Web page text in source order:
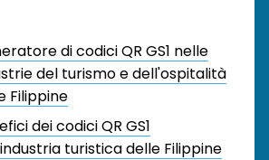
di codici QR GS1 nelle
del turismo e dell'ospitalità
Filippine
dei codici QR GS1
turistica delle Filippine